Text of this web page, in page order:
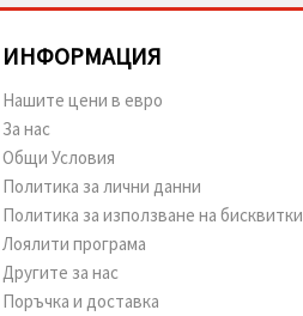
ИНФОРМАЦИЯ
Нашите цени в евро
За нас
Общи Условия
Политика за лични данни
Политика за използване на бисквитки
Лоялити програма
Другите за нас
Поръчка и доставка